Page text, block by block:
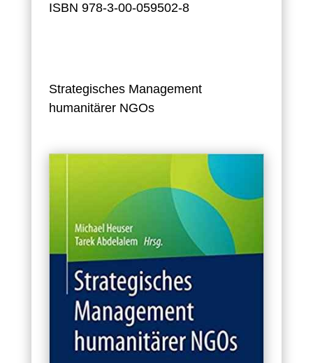
ISBN 978-3-00-059502-8
Strategisches Management
humanitärer NGOs